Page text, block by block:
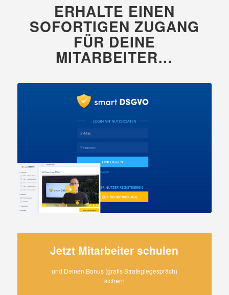
ERHALTE EINEN
SOFORTIGEN ZUGANG
FÜR DEINE
MITARBEITER…
Jetzt Mitarbeiter schulen
und Deinen Bonus (gratis Strategiegespräch)
sichern